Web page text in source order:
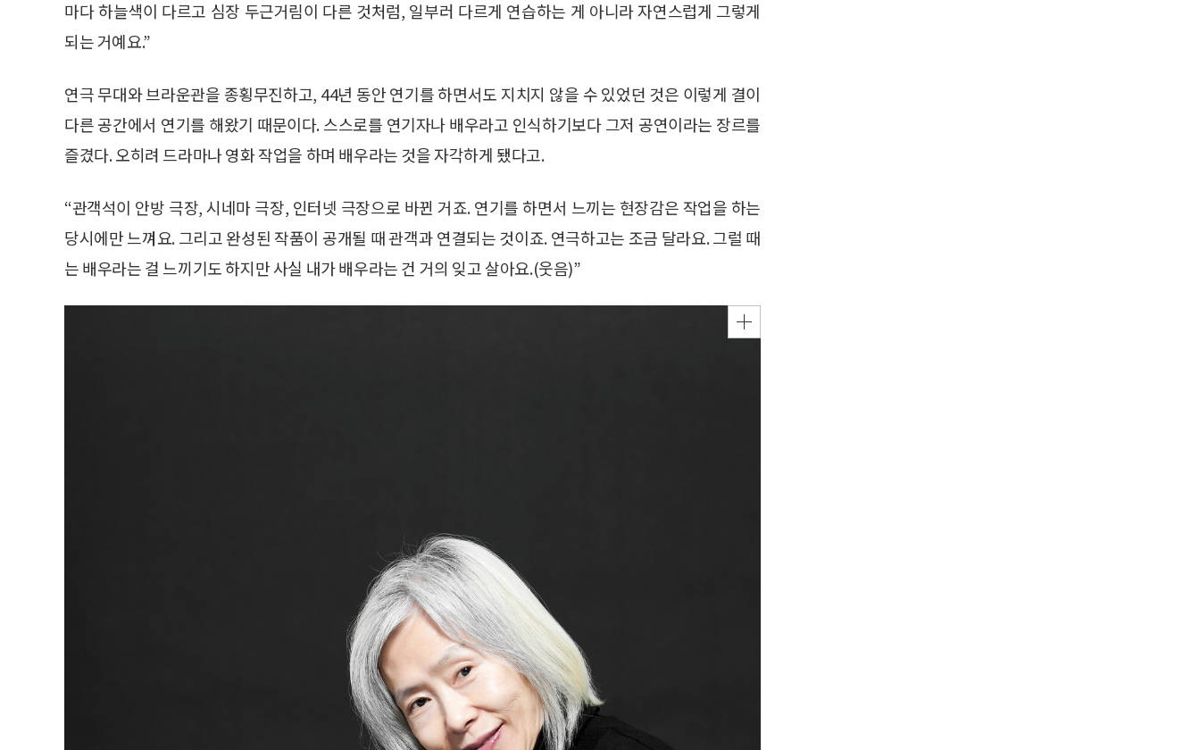
마다 하늘색이 다르고 심장 두근거림이 다른 것처럼, 일부러 다르게 연습하는 게 아니라 자연스럽게 그렇게
되는 거예요.”
연극 무대와 브라운관을 종횡무진하고, 44년 동안 연기를 하면서도 지치지 않을 수 있었던 것은 이렇게 결이
다른 공간에서 연기를 해왔기 때문이다. 스스로를 연기자나 배우라고 인식하기보다 그저 공연이라는 장르를
즐겼다. 오히려 드라마나 영화 작업을 하며 배우라는 것을 자각하게 됐다고.
“관객석이 안방 극장, 시네마 극장, 인터넷 극장으로 바뀐 거죠. 연기를 하면서 느끼는 현장감은 작업을 하는
당시에만 느껴요. 그리고 완성된 작품이 공개될 때 관객과 연결되는 것이죠. 연극하고는 조금 달라요. 그럴 때
는 배우라는 걸 느끼기도 하지만 사실 내가 배우라는 건 거의 잊고 살아요.(웃음)”